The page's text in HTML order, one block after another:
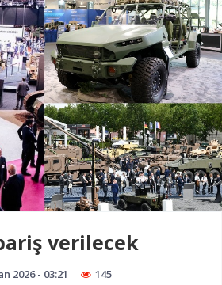
verilecek
2026 - 03:21 145